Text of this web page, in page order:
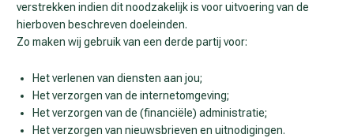
verstrekken indien dit noodzakelijk is voor uitvoering van de
hierboven beschreven doeleinden.
Zo maken wij gebruik van een derde partij voor:
Het verlenen van diensten aan jou;
Het verzorgen van de internetomgeving;
Het verzorgen van de (financiële) administratie;
Het verzorgen van nieuwsbrieven en uitnodigingen.